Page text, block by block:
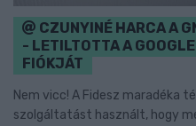
CZUNYINÉ HARCA A
- LETILTOTTA A
FIÓKJÁT
Nem vicc! A Fidesz maradéka
szolgáltatást használt, hogy